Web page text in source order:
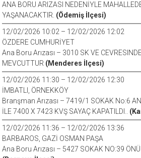
ANA BORU ARIZASI NEDENİYLE
YAŞANACAKTIR. (Ödemiş İlçesi)
12/02/2026 10:02 – 12/02/2026 12:02
ÖZDERE CUMHURİYET
Ana Boru Arızası – 3010 SK VE
MEVCUTTUR (Menderes İlçesi)
12/02/2026 11:30 – 12/02/2026 12:30
İMBATLI, ÖRNEKKÖY
Branşman Arızası – 7419/1 SOKAK No:6
İLE 7400 X 7423 KVŞ SAYAÇ KAPATILDI..
12/02/2026 11:36 – 12/02/2026 13:36
BARBAROS, GAZİ OSMAN PAŞA
Ana Boru Arızası – 5427 SOKAK NO:39